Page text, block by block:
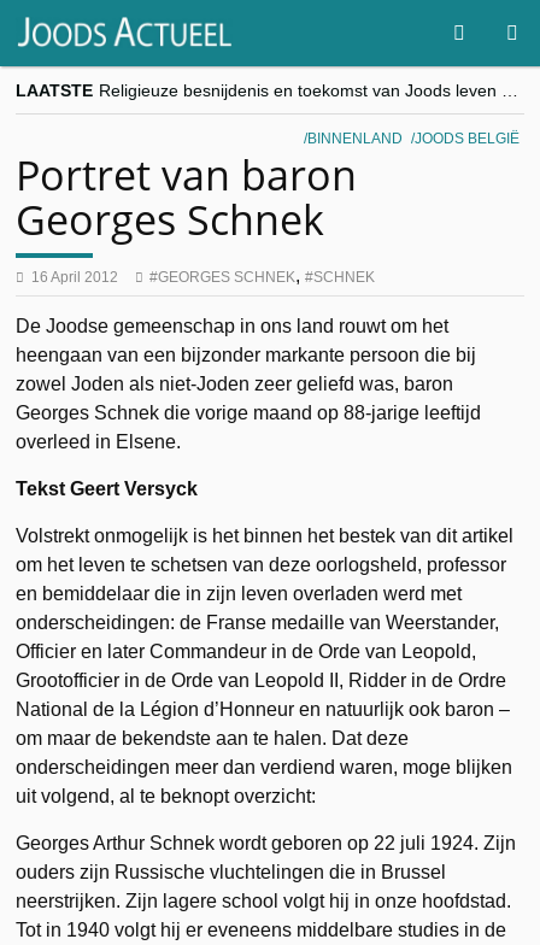
LAATSTE
“Besnijdenisdebat toont hoe moeilijk seculiere Westen minderheden begrijpt”, Jinnih Beels (Vooruit)
CITYTRIP | ROEMENIË – Boekarest: de verrassing van Oost-Europa
BINNENLAND JOODS BELGIË
Portret van baron
Georges Schnek
16 April 2012 GEORGES SCHNEK, SCHNEK
De Joodse gemeenschap in ons land rouwt om het
heengaan van een bijzonder markante persoon die bij
zowel Joden als niet-Joden zeer geliefd was, baron
Georges Schnek die vorige maand op 88-jarige leeftijd
overleed in Elsene.
Tekst Geert Versyck
Volstrekt onmogelijk is het binnen het bestek van dit artikel
om het leven te schetsen van deze oorlogsheld, professor
en bemiddelaar die in zijn leven overladen werd met
onderscheidingen: de Franse medaille van Weerstander,
Officier en later Commandeur in de Orde van Leopold,
Grootofficier in de Orde van Leopold II, Ridder in de Ordre
National de la Légion d’Honneur en natuurlijk ook baron –
om maar de bekendste aan te halen. Dat deze
onderscheidingen meer dan verdiend waren, moge blijken
uit volgend, al te beknopt overzicht:
Georges Arthur Schnek wordt geboren op 22 juli 1924. Zijn
ouders zijn Russische vluchtelingen die in Brussel
neerstrijken. Zijn lagere school volgt hij in onze hoofdstad.
Tot in 1940 volgt hij er eveneens middelbare studies in de